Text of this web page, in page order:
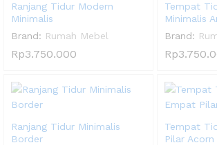
Ranjang Tidur Modern
Minimalis
Brand: Rumah Mebel
Rp3.750.000
Tempat
Minimalis
Brand:
Rp
Ranjang Tidur Minimalis
Border
Tempat
Pilar Acorn